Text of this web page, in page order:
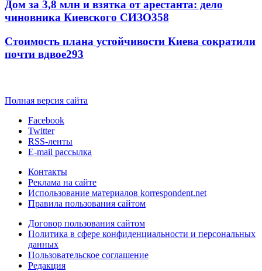
Дом за 3,8 млн и взятка от арестанта: дело
чиновника Киевского СИЗО358
Стоимость плана устойчивости Киева сократили
почти вдвое293
Полная версия сайта
Facebook
Twitter
RSS-ленты
E-mail рассылка
Контакты
Реклама на сайте
Использование материалов korrespondent.net
Правила пользования сайтом
Договор пользования сайтом
Политика в сфере конфиденциальности и персональных
данных
Пользовательское соглашение
Редакция